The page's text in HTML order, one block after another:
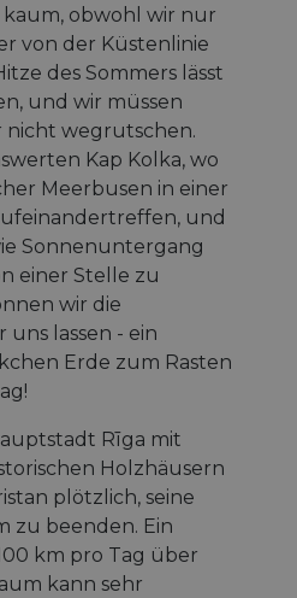
obwohl wir nur
von der Küstenlinie
des Sommers lässt
und wir müssen
nicht wegrutschen.
Kap Kolka, wo
Meerbusen in einer
und
Sonnenuntergang
einer Stelle zu
wir die
lassen - ein
Erde zum Rasten
Rīga mit
Holzhäusern
plötzlich, seine
zu beenden. Ein
km pro Tag über
kann sehr